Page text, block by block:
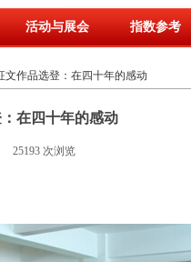
活动与展会 指数参考
文作品选登：在四十年的感动
在四十年的感动
25193 次浏览